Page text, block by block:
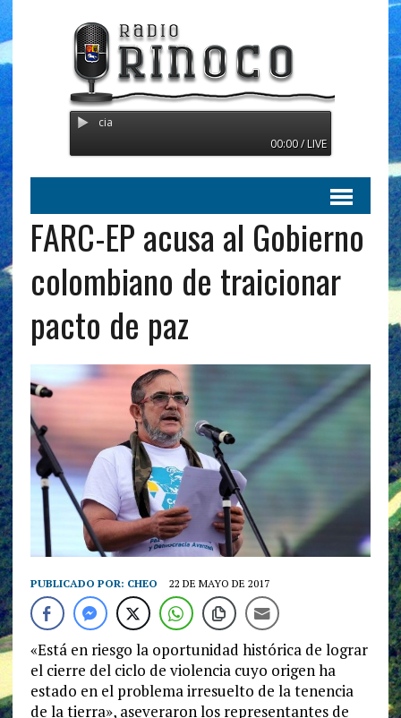
Radio Orinoco -
00:00 / LIVE
FARC-EP acusa al Gobierno
colombiano de traicionar
pacto de paz
PUBLICADO POR: CHEO 22 DE MAYO DE 2017
«Está en riesgo la oportunidad histórica de lograr
el cierre del ciclo de violencia cuyo origen ha
estado en el problema irresuelto de la tenencia
de la tierra», aseveraron los representantes de